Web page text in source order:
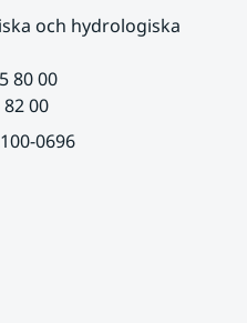
och hydrologiska
80 00
00
0696